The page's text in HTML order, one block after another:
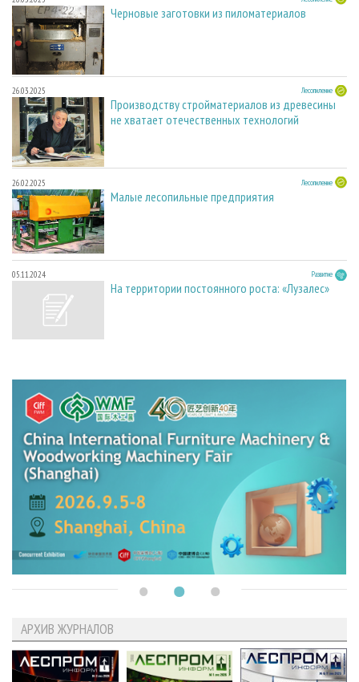
Черновые заготовки из пиломатериалов
26.03.2025 Лесопиление
Производству стройматериалов из древесины
не хватает отечественных технологий
26.02.2025 Лесопиление
Малые лесопильные предприятия
05.11.2024 Развитие
На территории постоянного роста: «Лузалес»
АРХИВ ЖУРНАЛОВ